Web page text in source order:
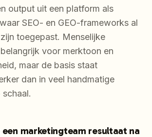
output uit een platform als
SEO- en GEO-frameworks al
toegepast. Menselijke
voor merktoon en
maar de basis staat
dan in veel handmatige
een marketingteam resultaat na